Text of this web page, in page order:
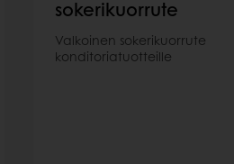
sokerikuorrute
Valkoinen sokerikuorrute
konditoriatuotteille